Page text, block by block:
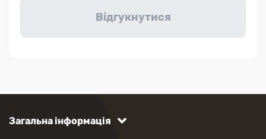
Загальна інформація